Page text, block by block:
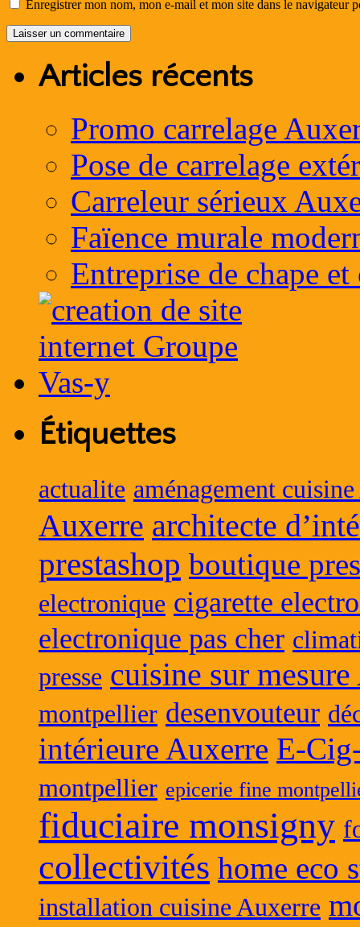
Enregistrer mon nom, mon e-mail et mon site dans le navigateur
Articles récents
Promo carrelage
Pose de carrelage
Carreleur sérieux
Faïence murale
Entreprise de chape
Étiquettes
actualite aménagement
Auxerre architecte
prestashop boutique
electronique cigarette
electronique pas cher
presse cuisine sur
montpellier desenvouteur
intérieure Auxerre E-
montpellier epicerie fine
fiduciaire monsigny
collectivités home eco
installation cuisine Auxerre